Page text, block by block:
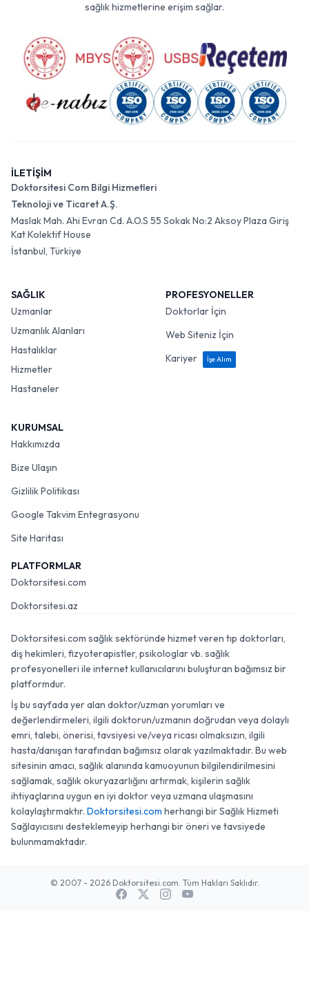
sağlık hizmetlerine erişim sağlar.
İLETİŞİM
Doktorsitesi Com Bilgi Hizmetleri
Teknoloji ve Ticaret A.Ş.
Maslak Mah. Ahi Evran Cd. A.O.S 55 Sokak No:2 Aksoy Plaza Giriş
Kat Kolektif House
İstanbul, Türkiye
SAĞLIK
Uzmanlar
Uzmanlık Alanları
Hastalıklar
Hizmetler
Hastaneler
PROFESYONELLER
Doktorlar İçin
Web Siteniz İçin
Kariyer
İşe Alım
KURUMSAL
Hakkımızda
Bize Ulaşın
Gizlilik Politikası
Google Takvim Entegrasyonu
Site Haritası
PLATFORMLAR
Doktorsitesi.com
Doktorsitesi.az
Doktorsitesi.com sağlık sektöründe hizmet veren tıp doktorları,
diş hekimleri, fizyoterapistler, psikologlar vb. sağlık
profesyonelleri ile internet kullanıcılarını buluşturan bağımsız bir
platformdur.
İş bu sayfada yer alan doktor/uzman yorumları ve
değerlendirmeleri, ilgili doktorun/uzmanın doğrudan veya dolaylı
emri, talebi, önerisi, tavsiyesi ve/veya ricası olmaksızın, ilgili
hasta/danışan tarafından bağımsız olarak yazılmaktadır. Bu web
sitesinin amacı, sağlık alanında kamuoyunun bilgilendirilmesini
sağlamak, sağlık okuryazarlığını artırmak, kişilerin sağlık
ihtiyaçlarına uygun en iyi doktor veya uzmana ulaşmasını
kolaylaştırmaktır. Doktorsitesi.com herhangi bir Sağlık Hizmeti
Sağlayıcısını desteklemeyip herhangi bir öneri ve tavsiyede
bulunmamaktadır.
© 2007 - 2026 Doktorsitesi.com. Tüm Hakları Saklıdır.